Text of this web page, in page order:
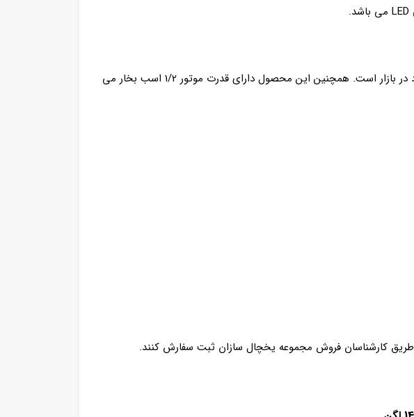
نوع موتور این محصول امبراکو ساخت کشور برزیل می باشد که در حال حاضر بهترین نوع موتور موجود در بازار است. همچنین این محصول دارای قدرت موتور 1/2 اسب بخار می
کارشناسان فروش مجموعه یخچال سازان ثبت سفارش کنند.